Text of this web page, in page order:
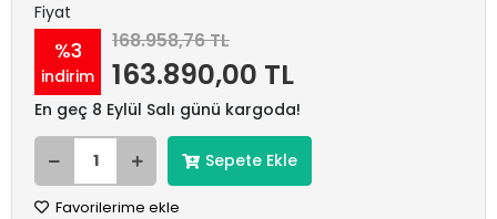
Fiyat
%3
indirim
168.958,76 TL
163.890,00 TL
En geç 8 Eylül Salı günü kargoda!
Sepete Ekle
Favorilerime ekle